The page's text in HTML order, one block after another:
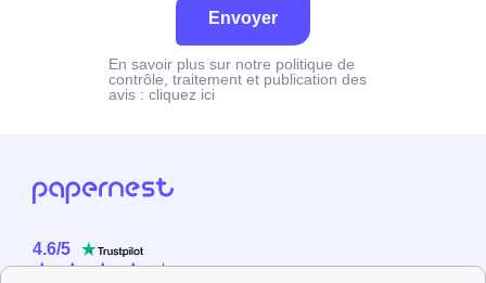
Envoyer
En savoir plus sur notre politique de
contrôle, traitement et publication des
avis : cliquez ici
4.6/5